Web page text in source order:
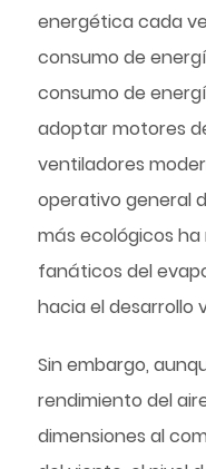
energética cada
consumo de
consumo de
adoptar motores
ventiladores
operativo general
más ecológicos
fanáticos del
hacia el desarrollo
Sin embargo,
rendimiento del
dimensiones al